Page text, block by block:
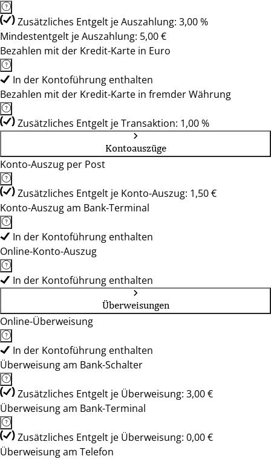
Zusätzliches Entgelt je Auszahlung: 3,00 %
Mindestentgelt je Auszahlung: 5,00 €
Bezahlen mit der Kredit-Karte in Euro
In der Kontoführung enthalten
Bezahlen mit der Kredit-Karte in fremder Währung
Zusätzliches Entgelt je Transaktion: 1,00 %
Kontoauszüge
Konto-Auszug per Post
Zusätzliches Entgelt je Konto-Auszug: 1,50 €
Konto-Auszug am Bank-Terminal
In der Kontoführung enthalten
Online-Konto-Auszug
In der Kontoführung enthalten
Überweisungen
Online-Überweisung
In der Kontoführung enthalten
Überweisung am Bank-Schalter
Zusätzliches Entgelt je Überweisung: 3,00 €
Überweisung am Bank-Terminal
Zusätzliches Entgelt je Überweisung: 0,00 €
Überweisung am Telefon